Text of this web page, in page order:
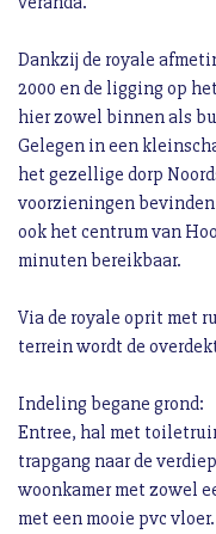
Dankzij de royale
2000 en de ligging op
hier zowel binnen als
Gelegen in een
het gezellige dorp
voorzieningen
ook het centrum van
minuten bereikbaar.
Via de royale oprit met
terrein wordt de
Indeling begane grond:
Entree, hal met
trapgang naar de
woonkamer met zowel
met een mooie pvc